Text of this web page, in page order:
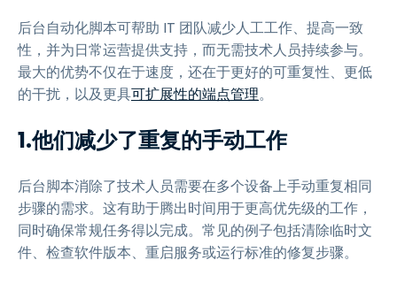
后台自动化脚本可帮助 IT 团队减少人工工作、提高一致
性，并为日常运营提供支持，而无需技术人员持续参与。
最大的优势不仅在于速度，还在于更好的可重复性、更低
的干扰，以及更具可扩展性的端点管理。
1.他们减少了重复的手动工作
后台脚本消除了技术人员需要在多个设备上手动重复相同
步骤的需求。这有助于腾出时间用于更高优先级的工作，
同时确保常规任务得以完成。常见的例子包括清除临时文
件、检查软件版本、重启服务或运行标准的修复步骤。